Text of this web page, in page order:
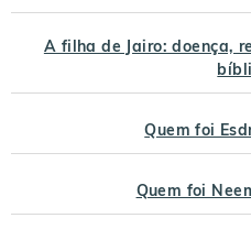
A filha de Jairo: doença,
Quem foi
Quem foi